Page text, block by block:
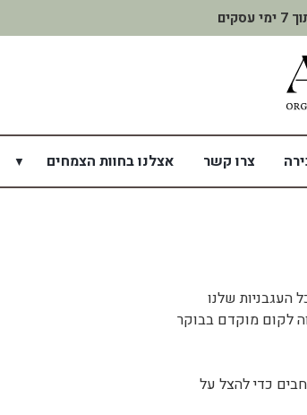
צרו קשר אצלנו בחוות הצמחים
העגבניות שלנו
לקום מוקדם בבוקר
כדי להצל על